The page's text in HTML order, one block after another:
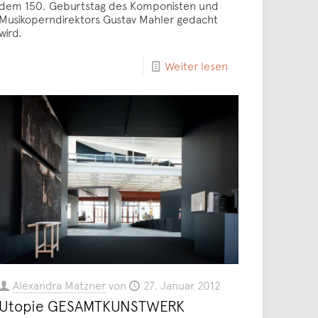
150. Geburtstag des Komponisten und
Gustav Mahler gedacht
Weiter lesen
Alexandra Matznervon 27. Januar 2012
GESAMTKUNSTWERK